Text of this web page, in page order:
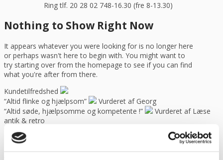
Ring tlf. 20 28 02 748-16.30 (fre 8-13.30)
Nothing to Show Right Now
It appears whatever you were looking for is no longer here
or perhaps wasn't here to begin with. You might want to
try starting over from the homepage to see if you can find
what you're after from there.
Kundetilfredshed
“Altid flinke og hjælpsom”
Vurderet af Georg
“Altid søde, hjælpsomme og kompetente !”
Vurderet af Læse
antik & retro
“Anette var rigtig sød, venlig og imødekommende kommende. Fik
en fejl levering og fik løst det i løbet af to sekunder. God arbejde
og god weekend”
Vurderet af Michael